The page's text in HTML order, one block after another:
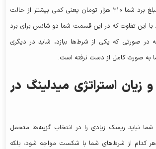
متوجه می‌شوید که مبلغ برد شما ۲۱۰ هزار تومان یعنی کمی بیشتر از حالت
این تفاوت که در این قسمت شما دو شانس برای برد
در صورتی که یکی از شرط‌ها ببازد، شاید در دیگری
به صورت کامل از دست نرفته است.
زیان استراتژی میدلینگ در
شما نباید ریسک زیادی را در انتخاب گزینه‌ها متحمل
کدام از شرط‌های شما با شکست مواجه شود، بلکه